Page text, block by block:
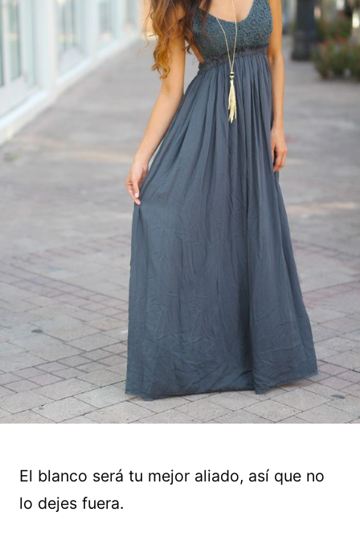
El blanco será tu mejor aliado, así que no
lo dejes fuera.